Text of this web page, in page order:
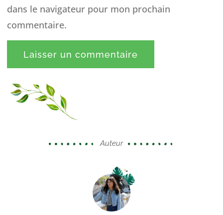
dans le navigateur pour mon prochain
commentaire.
Auteur